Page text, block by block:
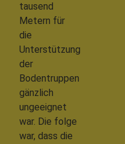
tausend
Metern für
die
Unterstützung
der
Bodentruppen
gänzlich
ungeeignet
war. Die folge
war, dass die